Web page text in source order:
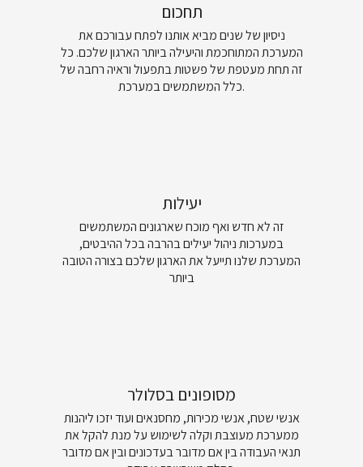
תחכום
ניסיון של שנים מביא אותנו לפתח עבורכם את
המערכת המתוחכמת והיעילה ביותר הארגון שלכם. כל
זה תחת מעטפת של פשטות בתפעול וראיה רחבה של
כלל המשתמשים במערכת.
יעילות
זה לא חדש ואף מוכח שארגונים המשתמשים
במערכות ניהול יעילים בהרבה בכל ההיבטים,
המערכת שלנו תייעל את הארגון שלכם בצורה הטובה
ביותר
מסופונים בסלולר
אנשי שטח, אנשי מכירות, מחסנאים ועוד יזכו ליהנות
ממערכת מעוצבת וקלה לשימוש על מנת להקל את
תנאי העבודה בין אם מדובר בעדכונים ובין אם מדובר